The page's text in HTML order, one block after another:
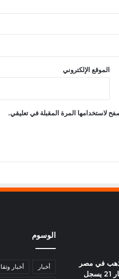
الموقع الإلكتروني
لاستخدامها المرة المقبلة في تعليقي.
في مصر
اليوم.. عيار 21 يسجل
الوسوم
أخبار أخبار